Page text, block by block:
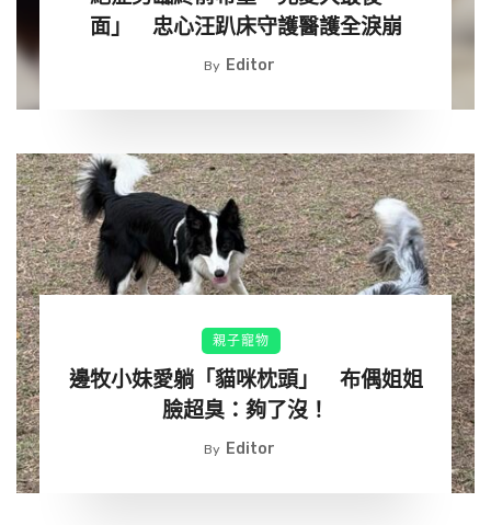
面」 忠心汪趴床守護醫護全淚崩
By Editor
親子寵物
邊牧小妹愛躺「貓咪枕頭」 布偶姐姐
臉超臭：夠了沒！
By Editor